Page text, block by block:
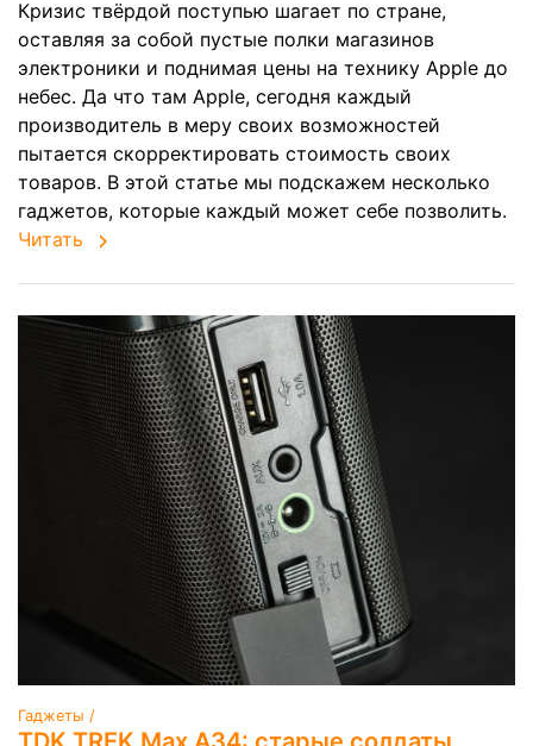
Кризис твёрдой поступью шагает по стране,
оставляя за собой пустые полки магазинов
электроники и поднимая цены на технику Apple до
небес. Да что там Apple, сегодня каждый
производитель в меру своих возможностей
пытается скорректировать стоимость своих
товаров. В этой статье мы подскажем несколько
гаджетов, которые каждый может себе позволить.
Читать
Гаджеты /